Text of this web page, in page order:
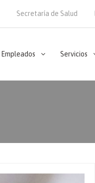
Secretaría de Salud
Empleados Servicios